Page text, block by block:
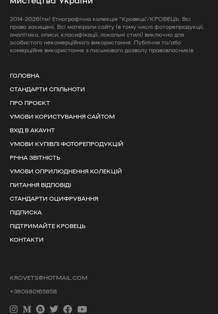
2014-2026(тм) Етнографічна колекція "Кровець"/КРОВЕЦЬ. Всі
права захищені. Всі матеірали сайту (в тому числі фоторепродукції,
аналітика, описи, класифікації, локальні стилі) виключно для
особистого некомерційного використання. Публічне та/або
комерційне використання з письмового дозволу правовласників
ГОЛОВНА
СТАНДАРТИ СПІЛЬНОТИ
ПРО ПРОЄКТ
УМОВИ КОРИСТУВАННЯ САЙТОМ
ВХІД В АКАУНТ
УМОВИ КУПІВЛІ ФОТОРЕПРОДУКЦІЙ
РІЧНА ЗВІТНІСТЬ
УМОВИ ОПРИЛЮДНЕННЯ КОЛЕКЦІЙ
ПИТАННЯ ВІДПОВІДІ
СТАНДАРТИ ОЦИФРУВАННЯ
ПІДПИСКА
ПІДТРИМАЙТЕ КРОВЕЦЬ
КОНТАКТИ
KROVETS@HOTMAIL.COM
+380980165858